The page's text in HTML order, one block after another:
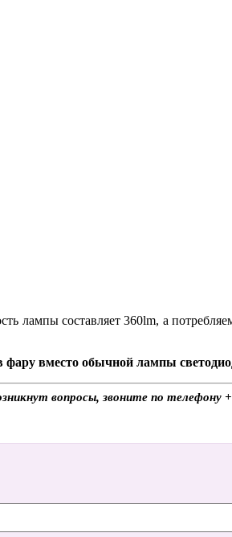
лампы составляет 360lm, а
фару вместо обычной лампы
вопросы, звоните по телефону